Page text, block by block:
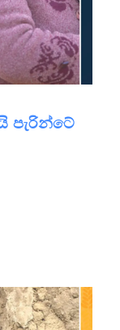
පැරින්ටේ